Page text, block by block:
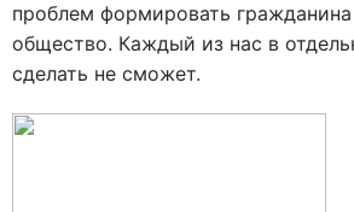
проблем формировать
общество. Каждый из нас в
сделать не сможет.